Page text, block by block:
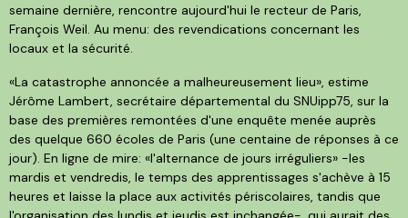
semaine dernière, rencontre aujourd'hui le recteur de Paris,
François Weil. Au menu: des revendications concernant les
locaux et la sécurité.
«La catastrophe annoncée a malheureusement lieu», estime
Jérôme Lambert, secrétaire départemental du SNUipp75, sur la
base des premières remontées d'une enquête menée auprès
des quelque 660 écoles de Paris (une centaine de réponses à ce
jour). En ligne de mire: «l'alternance de jours irréguliers» -les
mardis et vendredis, le temps des apprentissages s'achève à 15
heures et laisse la place aux activités périscolaires, tandis que